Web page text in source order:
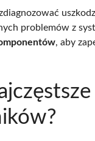
problemów z
, aby